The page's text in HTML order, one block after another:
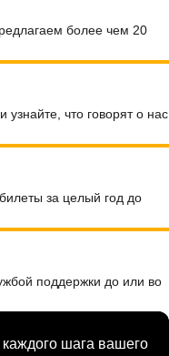
более чем 20
и узнайте, что говорят о нас
за целый год до
поддержки до или во
шага вашего